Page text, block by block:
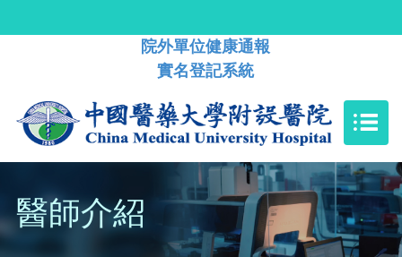
院外單位健康通報
實名登記系統
醫師介紹